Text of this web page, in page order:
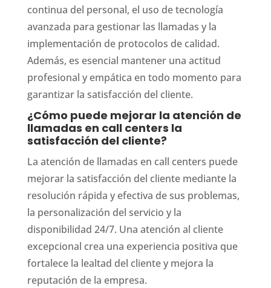
continua del personal, el uso de tecnología
avanzada para gestionar las llamadas y la
implementación de protocolos de calidad.
Además, es esencial mantener una actitud
profesional y empática en todo momento para
garantizar la satisfacción del cliente.
¿Cómo puede mejorar la atención de
llamadas en call centers la
satisfacción del cliente?
La atención de llamadas en call centers puede
mejorar la satisfacción del cliente mediante la
resolución rápida y efectiva de sus problemas,
la personalización del servicio y la
disponibilidad 24/7. Una atención al cliente
excepcional crea una experiencia positiva que
fortalece la lealtad del cliente y mejora la
reputación de la empresa.